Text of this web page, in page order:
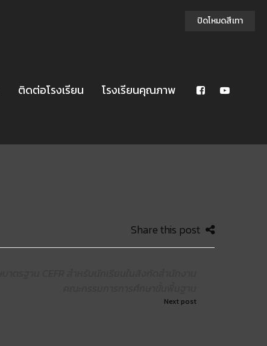
ติดต่อโรงเรียน โรงเรียนคุณภาพ
Share this post
Next post
ปิดโหมดสีเทา